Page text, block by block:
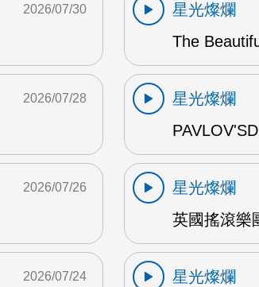
2026/07/30
星光燦爛
The
2026/07/28
星光燦爛
2026/07/26
星光燦爛
英國搖滾樂
2026/07/24
星光燦爛